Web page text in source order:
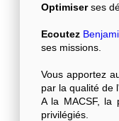
Optimiserses
Ecoutez
ses missions.
Vous apportez
par la qualité de
A la MACSF, la
privilégiés.